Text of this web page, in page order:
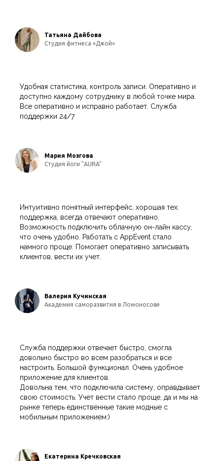
Татьяна Дайбова
Студия фитнеса «Джой»
Удобная статистика, контроль записи. Оперативно и
доступно каждому сотруднику в любой точке мира.
Все оперативно и исправно работает. Служба
поддержки 24/7
Мария Мозгова
Студия йоги "AURA"
Интуитивно понятный интерфейс, хорошая тех.
поддержка, всегда отвечают оперативно.
Возможность подключить облачную он-лайн кассу,
что очень удобно. Работать с AppEvent стало
намного проще. Помогает оперативно записывать
клиентов, вести их учет.
Валерия Кучинская
Академия саморазвития в Ломоносове
Служба поддержки отвечает быстро, смогла
довольно быстро во всем разобраться и все
настроить. Большой функционал. Очень удобное
приложение для клиентов.
Довольна тем, что подключила систему, оправдывает
свою стоимость. Учет вести стало проще, да и мы на
рынке теперь единственные такие модные с
мобильным приложением:)
Екатерина Кречковская